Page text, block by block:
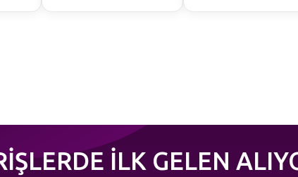
İLK GELEN